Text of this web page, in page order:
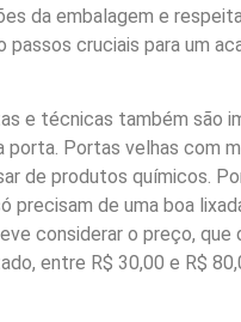
da embalagem e
passos cruciais para um
e técnicas também são
porta. Portas velhas com
de produtos químicos.
precisam de uma boa
considerar o preço, que
entre R$ 30,00 e R$